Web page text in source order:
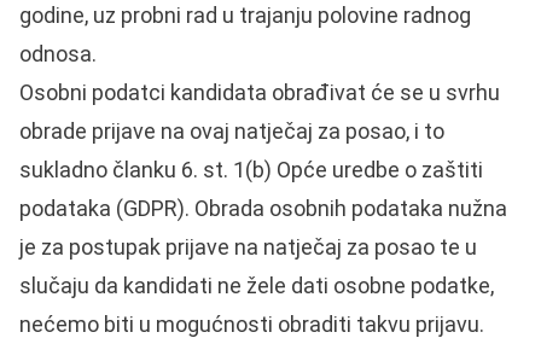
godine, uz probni rad u trajanju polovine radnog
odnosa.
Osobni podatci kandidata obrađivat će se u svrhu
obrade prijave na ovaj natječaj za posao, i to
sukladno članku 6. st. 1(b) Opće uredbe o zaštiti
podataka (GDPR). Obrada osobnih podataka nužna
je za postupak prijave na natječaj za posao te u
slučaju da kandidati ne žele dati osobne podatke,
nećemo biti u mogućnosti obraditi takvu prijavu.